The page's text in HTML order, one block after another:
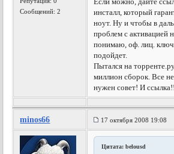
Сообщений: 2
инсталл, который
ноут. Ну и чтобы в
проблем с активацией
понимаю, оф. лиц.
подойдет.
Пытался на
миллион сборок. Все
нужен совет! И
minos66 17 октября 2008 19:08
Цитата: belousd